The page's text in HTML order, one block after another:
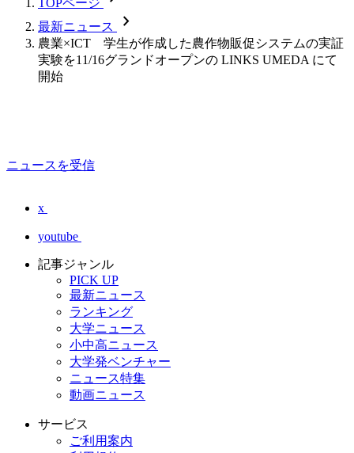
最新ニュース chevron_forward
農業×ICT 学生が作成した農作物販促システムの実証
実験を11/16グランドオープンの LINKS UMEDA にて
開始
ニュースを受信
x
youtube
記事ジャンル
PICK UP
最新ニュース
ランキング
大学ニュース
小中高ニュース
大学発ベンチャー
ニュース特集
動画ニュース
サービス
ご利用案内